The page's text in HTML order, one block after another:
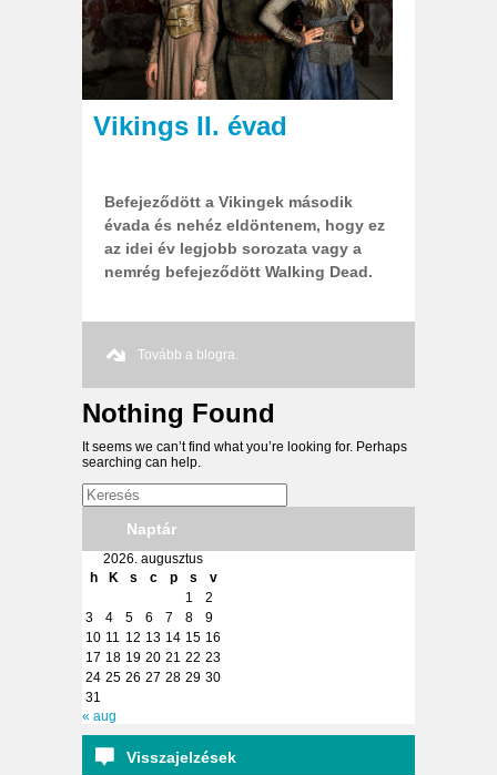
Vikings II. évad
Befejeződött a Vikingek második
évada és nehéz eldöntenem, hogy ez
az idei év legjobb sorozata vagy a
nemrég befejeződött Walking Dead.
Tovább a blogra.
Nothing Found
It seems we can’t find what you’re looking for. Perhaps
searching can help.
Naptár
2026. augusztus
h
K s c p s
v
1
2
3
4 5 6 7 8
9
10 11 12 13 14 15 16
17 18 19 20 21 22 23
24 25 26 27 28 29 30
31
« aug
Visszajelzések